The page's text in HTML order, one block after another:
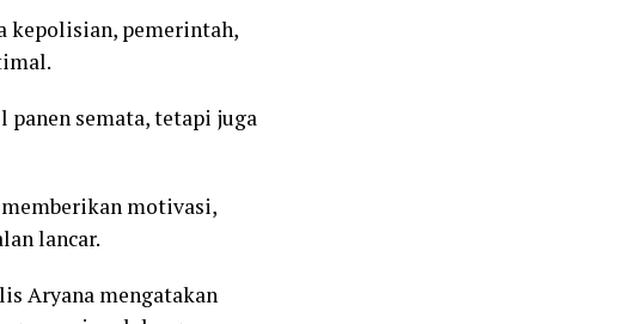
kepolisian, pemerintah,
panen semata, tetapi juga
motivasi,
lancar.
Aryana mengatakan